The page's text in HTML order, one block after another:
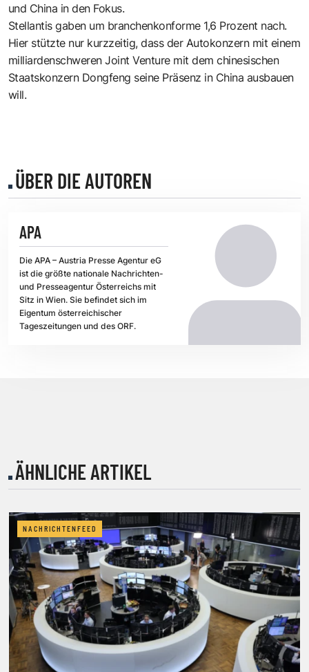
und China in den Fokus.
Stellantis gaben um branchenkonforme 1,6 Prozent nach.
Hier stützte nur kurzzeitig, dass der Autokonzern mit einem
milliardenschweren Joint Venture mit dem chinesischen
Staatskonzern Dongfeng seine Präsenz in China ausbauen
will.
ÜBER DIE AUTOREN
APA
Die APA – Austria Presse Agentur eG
ist die größte nationale Nachrichten-
und Presseagentur Österreichs mit
Sitz in Wien. Sie befindet sich im
Eigentum österreichischer
Tageszeitungen und des ORF.
ÄHNLICHE ARTIKEL
NACHRICHTENFEED